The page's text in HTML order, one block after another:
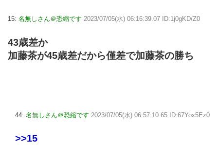
15: 名無しさん＠恐縮です 2023/07/05(水) 06:16:39.07 ID:1j0gKD/Z0
43歳差か
加藤茶が45歳差だから僅差で加藤茶の勝ち
44: 名無しさん＠恐縮です 2023/07/05(水) 06:57:10.65 ID:67Yox5Ez0
>>15